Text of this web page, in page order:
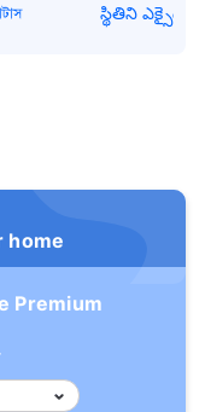
స్థితిని ఎక్సైడ్
home
Premium